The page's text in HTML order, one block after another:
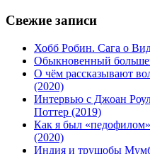
Свежие записи
Хобб Робин. Сага о
Обыкновенный
О чём рассказывают
(2020)
Интервью с Джоан
Поттер (2019)
Как я был
(2020)
Индия и трущобы